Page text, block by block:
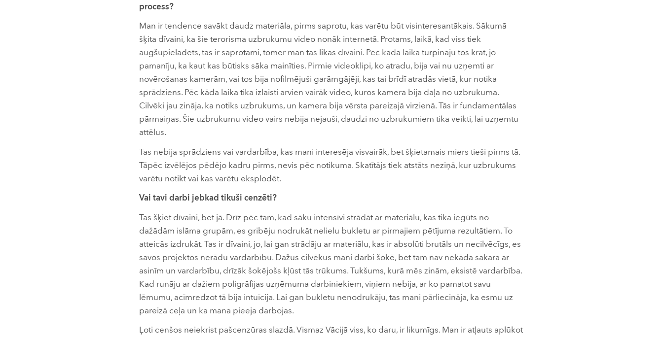
process?
Man ir tendence savākt daudz materiāla, pirms saprotu, kas varētu būt visinteresantākais. Sākumā
šķita dīvaini, ka šie terorisma uzbrukumu video nonāk internetā. Protams, laikā, kad viss tiek
augšupielādēts, tas ir saprotami, tomēr man tas likās dīvaini. Pēc kāda laika turpināju tos krāt, jo
pamanīju, ka kaut kas būtisks sāka mainīties. Pirmie videoklipi, ko atradu, bija vai nu uzņemti ar
novērošanas kamerām, vai tos bija nofilmējuši garāmgājēji, kas tai brīdī atradās vietā, kur notika
sprādziens. Pēc kāda laika tika izlaisti arvien vairāk video, kuros kamera bija daļa no uzbrukuma.
Cilvēki jau zināja, ka notiks uzbrukums, un kamera bija vērsta pareizajā virzienā. Tās ir fundamentālas
pārmaiņas. Šie uzbrukumu video vairs nebija nejauši, daudzi no uzbrukumiem tika veikti, lai uzņemtu
attēlus.
Tas nebija sprādziens vai vardarbība, kas mani interesēja visvairāk, bet šķietamais miers tieši pirms tā.
Tāpēc izvēlējos pēdējo kadru pirms, nevis pēc notikuma. Skatītājs tiek atstāts neziņā, kur uzbrukums
varētu notikt vai kas varētu eksplodēt.
Vai tavi darbi jebkad tikuši cenzēti?
Tas šķiet dīvaini, bet jā. Drīz pēc tam, kad sāku intensīvi strādāt ar materiālu, kas tika iegūts no
dažādām islāma grupām, es gribēju nodrukāt nelielu bukletu ar pirmajiem pētījuma rezultātiem. To
atteicās izdrukāt. Tas ir dīvaini, jo, lai gan strādāju ar materiālu, kas ir absolūti brutāls un necilvēcīgs, es
savos projektos nerādu vardarbību. Dažus cilvēkus mani darbi šokē, bet tam nav nekāda sakara ar
asinīm un vardarbību, drīzāk šokējošs kļūst tās trūkums. Tukšums, kurā mēs zinām, eksistē vardarbība.
Kad runāju ar dažiem poligrāfijas uzņēmuma darbiniekiem, viņiem nebija, ar ko pamatot savu
lēmumu, acīmredzot tā bija intuīcija. Lai gan bukletu nenodrukāju, tas mani pārliecināja, ka esmu uz
pareizā ceļa un ka mana pieeja darbojas.
Ļoti cenšos neiekrist pašcenzūras slazdā. Vismaz Vācijā viss, ko daru, ir likumīgs. Man ir atļauts aplūkot